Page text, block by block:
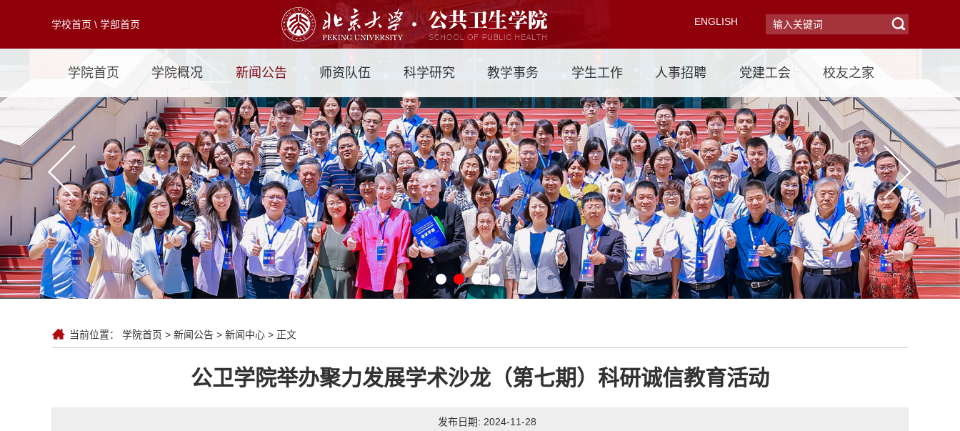
学校首页 \ 学部首页 ENGLISH
学院首页 学院概况 新闻公告 师资队伍 科学研究 教学事务 学生工作 人事招聘 党建工会 校友之家
当前位置： 学院首页 > 新闻公告 > 新闻中心 > 正文
公卫学院举办聚力发展学术沙龙（第七期）科研诚信教育活动
发布日期: 2024-11-28